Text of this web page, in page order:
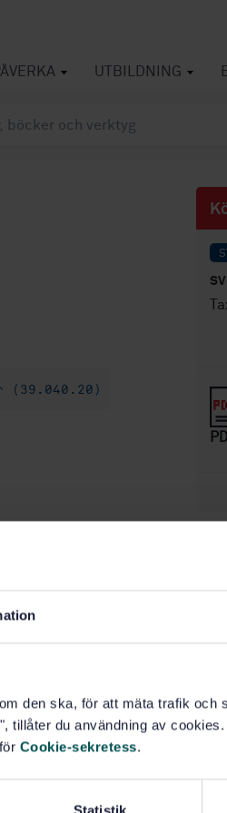
den ska, för att mäta trafik och
tillåter du användning av
Cookie-sekretess.
UTBILDNING
(39.040.20)